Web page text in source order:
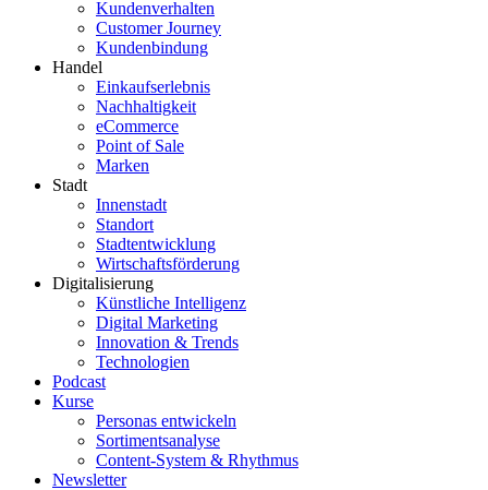
Kundenverhalten
Customer Journey
Kundenbindung
Handel
Einkaufserlebnis
Nachhaltigkeit
eCommerce
Point of Sale
Marken
Stadt
Innenstadt
Standort
Stadtentwicklung
Wirtschaftsförderung
Digitalisierung
Künstliche Intelligenz
Digital Marketing
Innovation & Trends
Technologien
Podcast
Kurse
Personas entwickeln
Sortimentsanalyse
Content-System & Rhythmus
Newsletter